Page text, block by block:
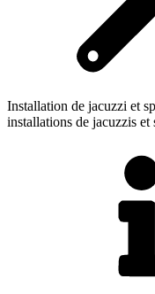
Installation de jacuzzi et
installations de jacuzzis et